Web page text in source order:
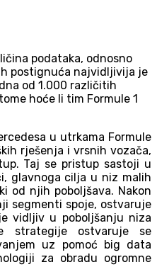
podataka, odnosno
postignuća najvidljivija je
od 1.000 različitih
hoće li tim Formule 1
u utrkama Formule
rješenja i vrsnih vozača,
Taj se pristup sastoji u
glavnoga cilja u niz malih
od njih poboljšava. Nakon
segmenti spoje, ostvaruje
vidljiv u poboljšanju niza
strategije ostvaruje se
uz pomoć big data
za obradu ogromne